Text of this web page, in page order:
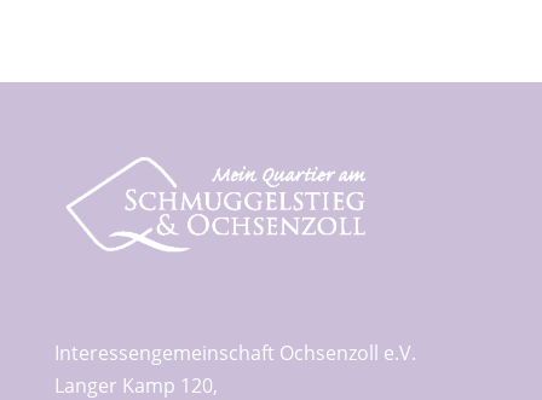
Interessengemeinschaft Ochsenzoll e.V.
Langer Kamp 120,